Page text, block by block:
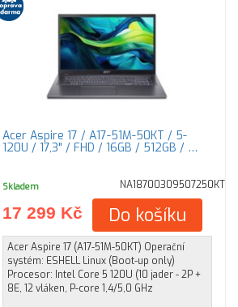
Acer Aspire 17 / A17-51M-50KT / 5-
120U / 17,3" / FHD / 16GB / 512GB / …
Skladem NA18700309507250KT
17 299 Kč Do košíku
Acer Aspire 17 (A17-51M-50KT) Operační
systém: ESHELL Linux (Boot-up only)
Procesor: Intel Core 5 120U (10 jader - 2P +
8E, 12 vláken, P-core 1,4/5,0 GHz